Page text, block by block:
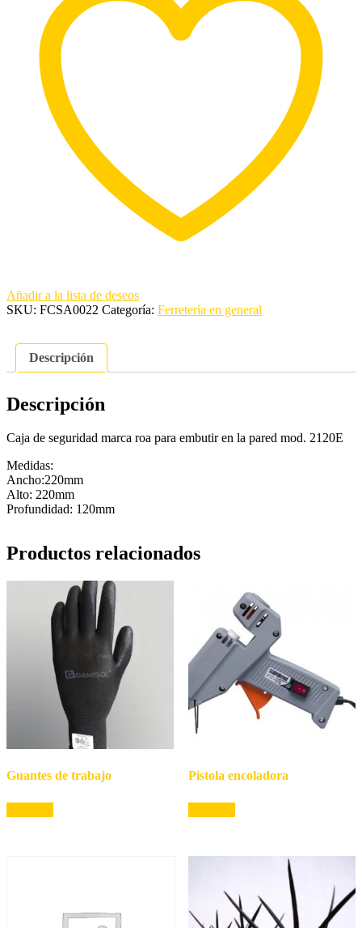
Añadir a la lista de deseos
SKU: FCSA0022 Categoría: Ferretería en general
Descripción
Descripción
Caja de seguridad marca roa para embutir en la pared mod. 2120E
Medidas:
Ancho:220mm
Alto: 220mm
Profundidad: 120mm
Productos relacionados
Guantes de trabajo Pistola encoladora